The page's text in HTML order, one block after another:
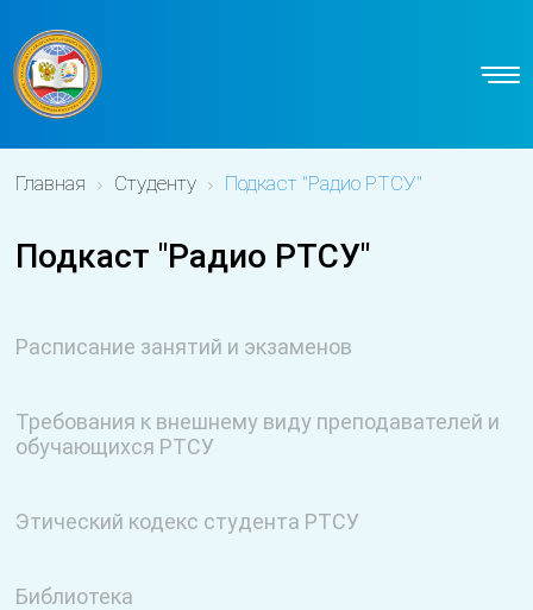
Главная Студенту Подкаст "Радио РТСУ"
Подкаст "Радио РТСУ"
Расписание занятий и экзаменов
Требования к внешнему виду преподавателей и
обучающихся РТСУ
Этический кодекс студента РТСУ
Библиотека